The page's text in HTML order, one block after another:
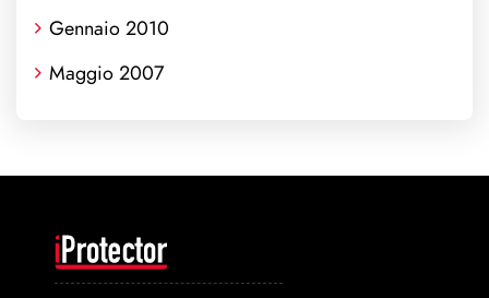
Gennaio 2010
Maggio 2007